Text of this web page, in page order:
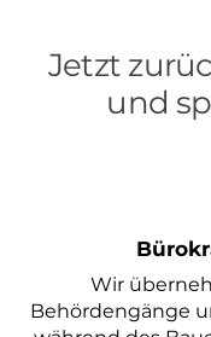
Jetzt
und
Wir
Behördengänge